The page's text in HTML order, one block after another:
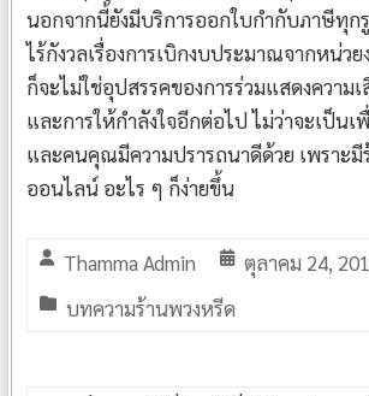
นอกจากนี้ยังมีบริการออกใบกำกับภาษีทุ
ไร้กังวลเรื่องการเบิกงบประมาณจากหน่วย
ก็จะไม่ใช่อุปสรรคของการร่วมแสดงความเ
และการให้กำลังใจอีกต่อไป ไม่ว่าจะเป็น
และคนคุณมีความปรารถนาดีด้วย เพราะมี
ออนไลน์ อะไร ๆ ก็ง่ายขึ้น
Thamma Admin
ตุลาคม 24,
บทความร้านพวงหรีด